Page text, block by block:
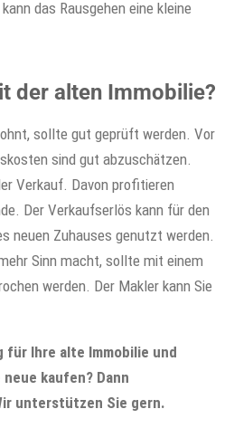
das Rausgehen eine kleine
der alten Immobilie?
sollte gut geprüft werden. Vor
sind gut abzuschätzen.
Verkauf. Davon profitieren
Der Verkaufserlös kann für den
neuen Zuhauses genutzt werden.
Sinn macht, sollte mit einem
werden. Der Makler kann Sie
für Ihre alte Immobilie und
kaufen? Dann
unterstützen Sie gern.